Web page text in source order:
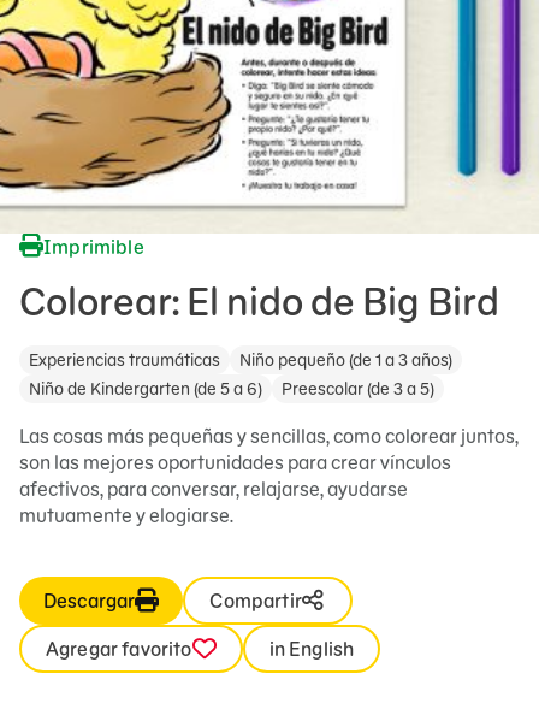
Imprimible
Colorear: El nido de Big Bird
Experiencias traumáticas
Niño pequeño (de 1 a 3 años)
Niño de Kindergarten (de 5 a 6)
Preescolar (de 3 a 5)
Las cosas más pequeñas y sencillas, como colorear juntos,
son las mejores oportunidades para crear vínculos
afectivos, para conversar, relajarse, ayudarse
mutuamente y elogiarse.
Descargar
Compartir
Agregar favorito
in English